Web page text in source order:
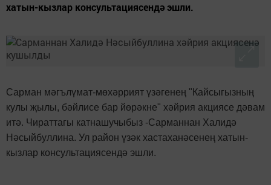
хатын-кызлар консультациясендә эшли.
Сарман мәгълүмат-мөхәррият үзәгенең "Кайсыгызның
кулы җылы, бәйлисе бар йөрәкне" хәйрия акциясе дәвам
итә. Чираттагы катнашучыбыз -Сарманнан Халидә
Нәсыйбуллина. Ул район үзәк хастаханәсенең хатын-
кызлар консультациясендә эшли.